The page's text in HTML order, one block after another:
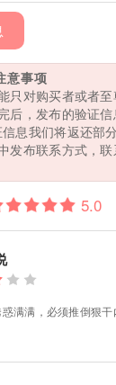
意事项
只对购买者或者至
后，发布的验证
息我们将返还部
发布联系方式，
满满，必须推倒狠